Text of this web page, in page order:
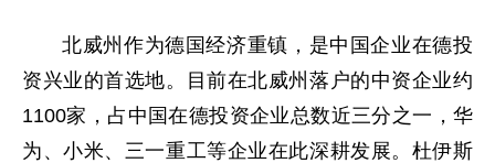
北威州作为德国经济重镇，是中国企业在德投
资兴业的首选地。目前在北威州落户的中资企业约
1100家，占中国在德投资企业总数近三分之一，华
为、小米、三一重工等企业在此深耕发展。杜伊斯